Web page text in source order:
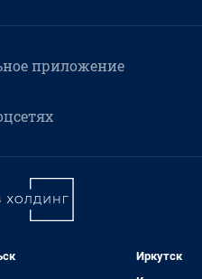
приложение
Иркутск